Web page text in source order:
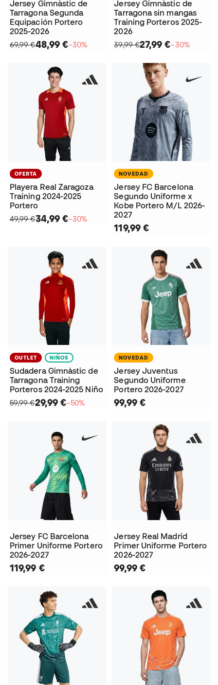
Jersey Gimnàstic de
Tarragona Segunda
Equipación Portero
2025-2026
69,99 €48,99 €−30%
Jersey Gimnàstic de
Tarragona sin mangas
Training Porteros 2025-
2026
39,99 €27,99 €−30%
OFERTA
Playera Real Zaragoza
Training 2024-2025
Portero
49,99 €34,99 €−30%
NOVEDAD
Jersey FC Barcelona
Segundo Uniforme x
Kobe Portero M/L 2026-
2027
119,99 €
OUTLET NIÑOS
Sudadera Gimnàstic de
Tarragona Training
Porteros 2024-2025 Niño
59,99 €29,99 €−50%
NOVEDAD
Jersey Juventus
Segundo Uniforme
Portero 2026-2027
99,99 €
Jersey FC Barcelona
Primer Uniforme Portero
2026-2027
119,99 €
Jersey Real Madrid
Primer Uniforme Portero
2026-2027
99,99 €